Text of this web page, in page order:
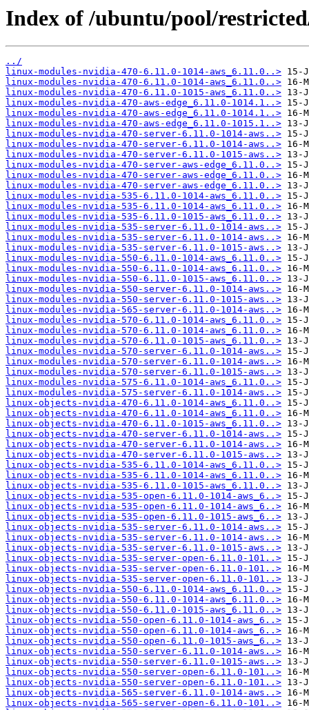
Index of /ubuntu/pool/
../
linux-modules-nvidia-470-6.11.0-1014-aws_6.11.0..>
linux-modules-nvidia-470-6.11.0-1014-aws_6.11.0..>
linux-modules-nvidia-470-6.11.0-1015-aws_6.11.0..>
linux-modules-nvidia-470-aws-edge_6.11.0-1014.1..>
linux-modules-nvidia-470-aws-edge_6.11.0-1014.1..>
linux-modules-nvidia-470-aws-edge_6.11.0-1015.1..>
linux-modules-nvidia-470-server-6.11.0-1014-aws..>
linux-modules-nvidia-470-server-6.11.0-1014-aws..>
linux-modules-nvidia-470-server-6.11.0-1015-aws..>
linux-modules-nvidia-470-server-aws-edge_6.11.0..>
linux-modules-nvidia-470-server-aws-edge_6.11.0..>
linux-modules-nvidia-470-server-aws-edge_6.11.0..>
linux-modules-nvidia-535-6.11.0-1014-aws_6.11.0..>
linux-modules-nvidia-535-6.11.0-1014-aws_6.11.0..>
linux-modules-nvidia-535-6.11.0-1015-aws_6.11.0..>
linux-modules-nvidia-535-server-6.11.0-1014-aws..>
linux-modules-nvidia-535-server-6.11.0-1014-aws..>
linux-modules-nvidia-535-server-6.11.0-1015-aws..>
linux-modules-nvidia-550-6.11.0-1014-aws_6.11.0..>
linux-modules-nvidia-550-6.11.0-1014-aws_6.11.0..>
linux-modules-nvidia-550-6.11.0-1015-aws_6.11.0..>
linux-modules-nvidia-550-server-6.11.0-1014-aws..>
linux-modules-nvidia-550-server-6.11.0-1015-aws..>
linux-modules-nvidia-565-server-6.11.0-1014-aws..>
linux-modules-nvidia-570-6.11.0-1014-aws_6.11.0..>
linux-modules-nvidia-570-6.11.0-1014-aws_6.11.0..>
linux-modules-nvidia-570-6.11.0-1015-aws_6.11.0..>
linux-modules-nvidia-570-server-6.11.0-1014-aws..>
linux-modules-nvidia-570-server-6.11.0-1014-aws..>
linux-modules-nvidia-570-server-6.11.0-1015-aws..>
linux-modules-nvidia-575-6.11.0-1014-aws_6.11.0..>
linux-modules-nvidia-575-server-6.11.0-1014-aws..>
linux-objects-nvidia-470-6.11.0-1014-aws_6.11.0..>
linux-objects-nvidia-470-6.11.0-1014-aws_6.11.0..>
linux-objects-nvidia-470-6.11.0-1015-aws_6.11.0..>
linux-objects-nvidia-470-server-6.11.0-1014-aws..>
linux-objects-nvidia-470-server-6.11.0-1014-aws..>
linux-objects-nvidia-470-server-6.11.0-1015-aws..>
linux-objects-nvidia-535-6.11.0-1014-aws_6.11.0..>
linux-objects-nvidia-535-6.11.0-1014-aws_6.11.0..>
linux-objects-nvidia-535-6.11.0-1015-aws_6.11.0..>
linux-objects-nvidia-535-open-6.11.0-1014-aws_6..>
linux-objects-nvidia-535-open-6.11.0-1014-aws_6..>
linux-objects-nvidia-535-open-6.11.0-1015-aws_6..>
linux-objects-nvidia-535-server-6.11.0-1014-aws..>
linux-objects-nvidia-535-server-6.11.0-1014-aws..>
linux-objects-nvidia-535-server-6.11.0-1015-aws..>
linux-objects-nvidia-535-server-open-6.11.0-101..>
linux-objects-nvidia-535-server-open-6.11.0-101..>
linux-objects-nvidia-535-server-open-6.11.0-101..>
linux-objects-nvidia-550-6.11.0-1014-aws_6.11.0..>
linux-objects-nvidia-550-6.11.0-1014-aws_6.11.0..>
linux-objects-nvidia-550-6.11.0-1015-aws_6.11.0..>
linux-objects-nvidia-550-open-6.11.0-1014-aws_6..>
linux-objects-nvidia-550-open-6.11.0-1014-aws_6..>
linux-objects-nvidia-550-open-6.11.0-1015-aws_6..>
linux-objects-nvidia-550-server-6.11.0-1014-aws..>
linux-objects-nvidia-550-server-6.11.0-1015-aws..>
linux-objects-nvidia-550-server-open-6.11.0-101..>
linux-objects-nvidia-550-server-open-6.11.0-101..>
linux-objects-nvidia-565-server-6.11.0-1014-aws..>
linux-objects-nvidia-565-server-open-6.11.0-101..>